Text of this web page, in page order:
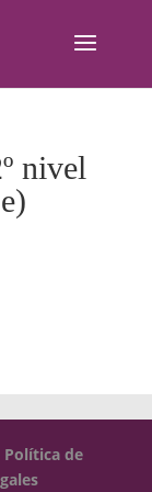
nivel
Política de